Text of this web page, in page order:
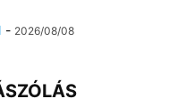
- 2026/08/08